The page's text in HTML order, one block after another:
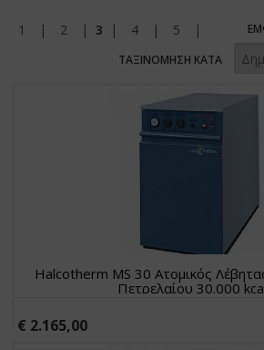
1 | 2 |3 | 4 | 5 |
ΤΑΞΙΝΟΜΗΣΗ ΚΑΤΑ
Halcotherm MS 30 Ατομικός
Πετρελαίου 30.000
€ 2.165,00